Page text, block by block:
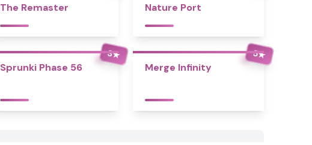
The Remaster
Nature Port
3★
Sprunki Phase 56
5★
Merge Infinity